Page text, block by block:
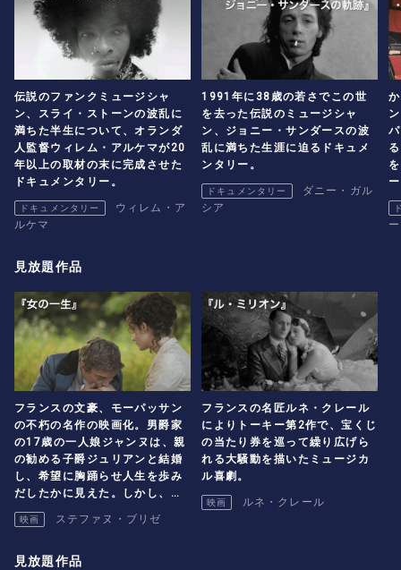
伝説のファンクミュージシャ
ン、スライ・ストーンの波乱に
満ちた半生について、オランダ
人監督ウィレム・アルケマが20
年以上の取材の末に完成させた
ドキュメンタリー。
ドキュメンタリー
ウィレム・ア
ルケマ
1991年に38歳の若さでこの世
を去った伝説のミュージシャ
ン、ジョニー・サンダースの波
乱に満ちた生涯に迫るドキュメ
ンタリー。
ドキュメンタリー
ダニー・ガル
シア
見放題作品
フランスの文豪、モーパッサン
の不朽の名作の映画化。男爵家
の17歳の一人娘ジャンヌは、親
の勧める子爵ジュリアンと結婚
し、希望に胸踊らせ人生を歩み
だしたかに見えた。しかし、信
じがたい夫の不貞を知り、ジャ
ンヌの人生に対する夢は、次々
映画 ステファヌ・ブリゼ
フランスの名匠ルネ・クレール
によりトーキー第2作で、宝くじ
の当たり券を巡って繰り広げら
れる大騒動を描いたミュージカ
ル喜劇。
映画 ルネ・クレール
見放題作品